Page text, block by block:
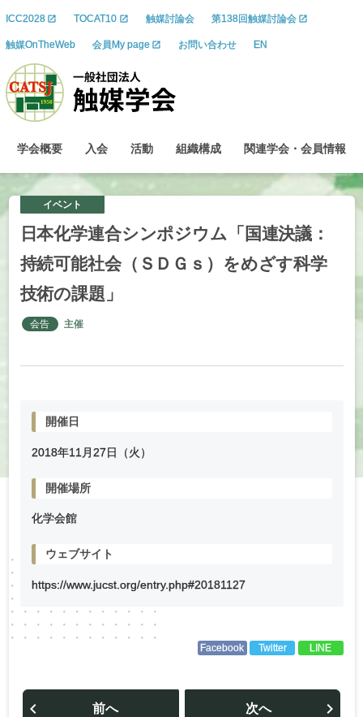
ICC2028 TOCAT10 触媒討論会 第138回触媒討論会
触媒OnTheWeb 会員My page お問い合わせ EN
学会概要 入会 活動 組織構成 関連学会 ・ 会員情報
イベント
日本化学連合シンポジウム 「国連決議：
持続可能社会（ＳＤＧｓ）をめざす科学
技術の課題」
会告 主催
開催日
2018年11 月27日（火）
開催場所
化学会館
ウェブサイト
https://www.jucst.org/entry.php#20181127
Facebook Twitter LINE
投
前へ 次へ